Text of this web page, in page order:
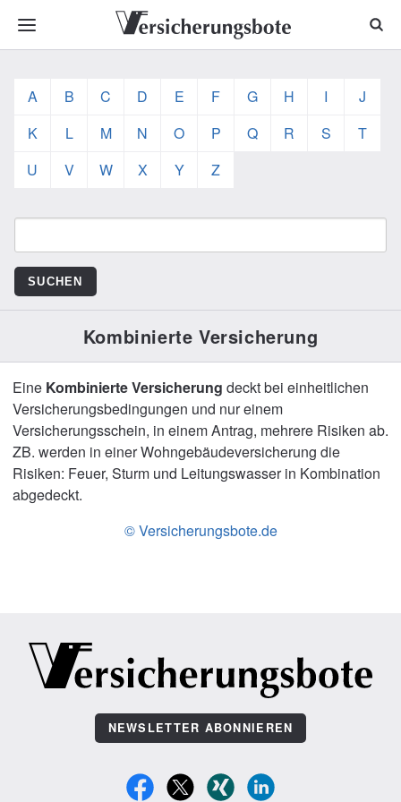
A B C D E F G H I
J
K
L M N O P Q R S
T
U
V W X Y Z
Kombinierte Versicherung
Eine Kombinierte Versicherung deckt bei einheitlichen
Versicherungsbedingungen und nur einem
Versicherungsschein, in einem Antrag, mehrere Risiken ab.
ZB. werden in einer Wohngebäudeversicherung die
Risiken: Feuer, Sturm und Leitungswasser in Kombination
abgedeckt.
© Versicherungsbote.de
NEWSLETTER ABONNIEREN